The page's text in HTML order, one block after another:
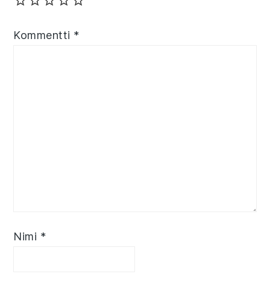
Kommentti *
Nimi *